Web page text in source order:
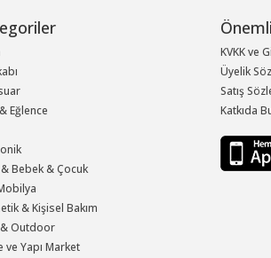
Eğlence
Bebek & Çocuk
& Kişisel Bakım
Outdoor
ve Yapı Market
KVKK ve
Üyelik
Satış
Katkıda